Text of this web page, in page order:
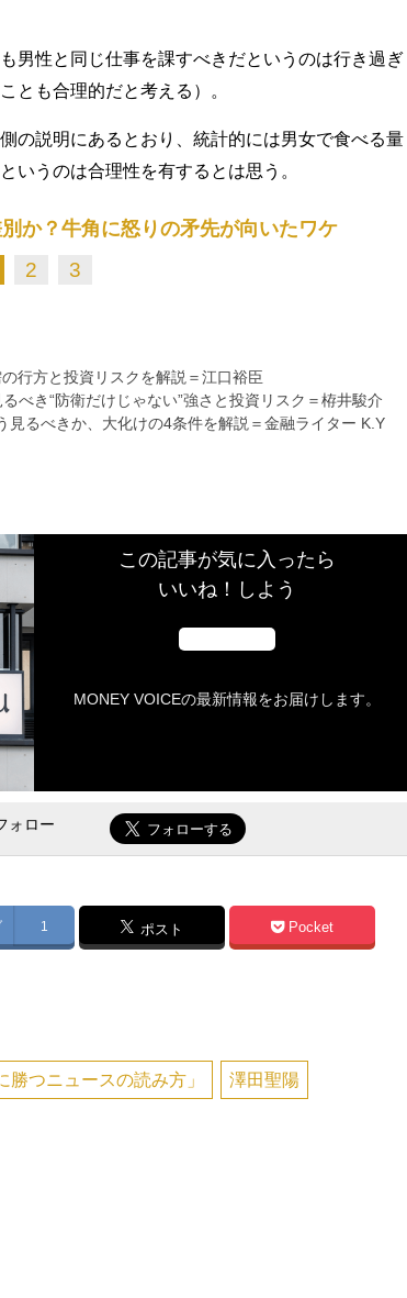
男性と同じ仕事を課すべきだというのは行き過ぎ
とも合理的だと考える）。
の説明にあるとおり、統計的には男女で食べる量
いうのは合理性を有するとは思う。
か？牛角に怒りの矛先が向いたワケ
2 3
行方と投資リスクを解説＝江口裕臣
べき“防衛だけじゃない”強さと投資リスク＝栫井駿介
るべきか、大化けの4条件を解説＝金融ライター K.Y
この記事が気に入ったら
いいね！しよう
MONEY VOICEの最新情報をお届けします。
ォロー
1 ポスト Pocket
つニュースの読み方」 澤田聖陽